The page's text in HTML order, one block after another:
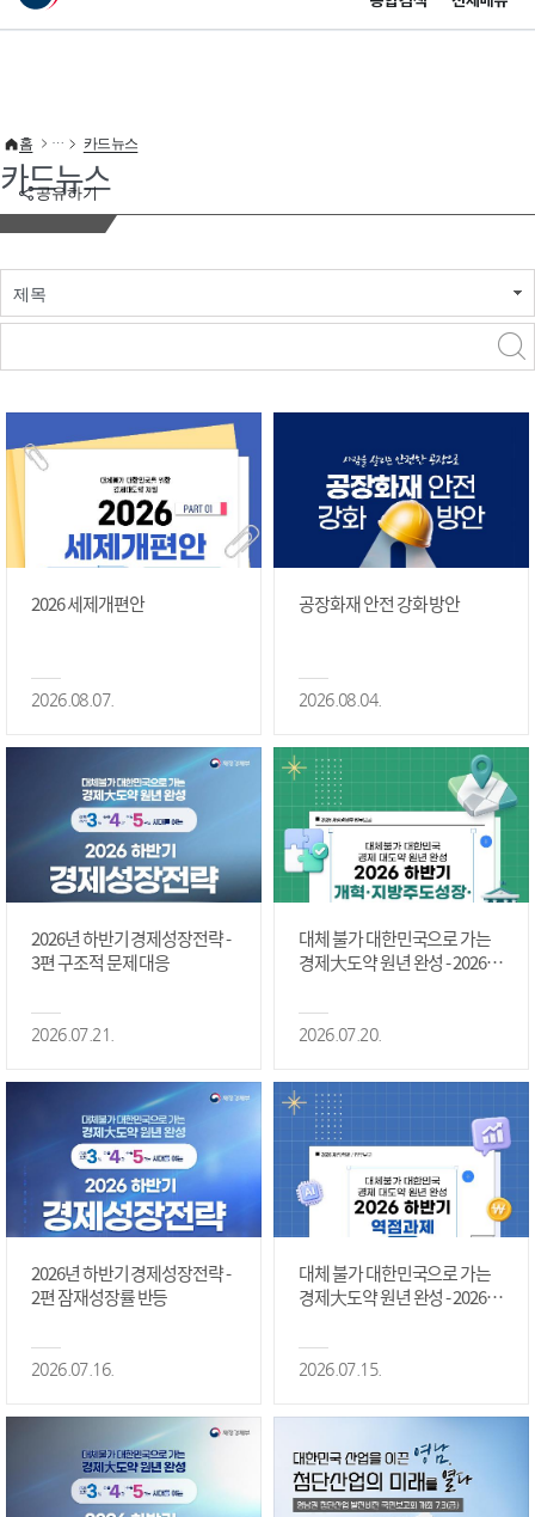
이 누리집은 대한민국 공식 전자정부 누리집입니다.
공유하기
홈 카드뉴스
카드뉴스
제목
2026 세제개편안
2026.08.07.
공장화재 안전 강화 방안
2026.08.04.
2026년 하반기 경제성장전략 -
3편 구조적 문제 대응
2026.07.21.
대체 불가 대한민국으로 가는
경제大도약 원년 완성 - 2026 하
정상화 #2편
2026.07.20.
2026년 하반기 경제성장전략 -
2편 잠재성장률 반등
2026.07.16.
대체 불가 대한민국으로 가는
경제大도약 원년 완성 - 2026 하
2026.07.15.